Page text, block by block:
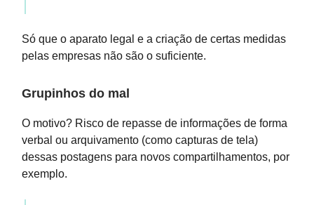
Só que o aparato legal e a criação de certas medidas
pelas empresas não são o suficiente.
Grupinhos do mal
O motivo? Risco de repasse de informações de forma
verbal ou arquivamento (como capturas de tela)
dessas postagens para novos compartilhamentos, por
exemplo.